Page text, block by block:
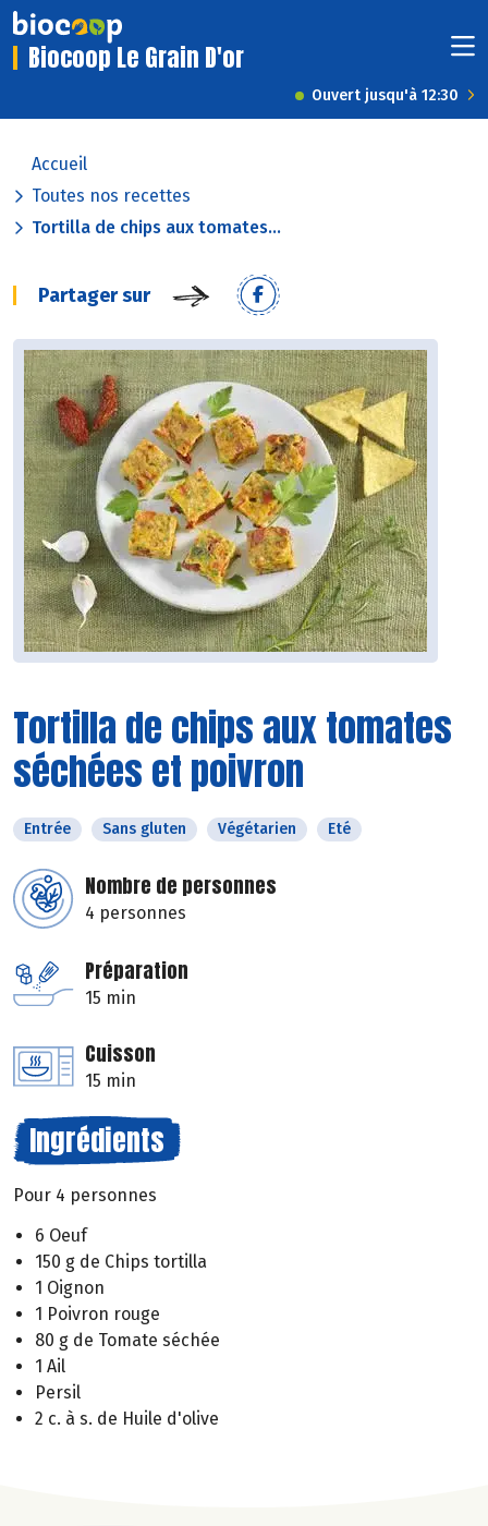
Biocoop Le Grain D'or
Ouvert jusqu'à 12:30
Accueil
Toutes nos recettes
Tortilla de chips aux tomates...
Partager sur
Tortilla de chips aux tomates
séchées et poivron
Entrée Sans gluten Végétarien Eté
Nombre de personnes
4 personnes
Préparation
15 min
Cuisson
15 min
Ingrédients
Pour 4 personnes
6 Oeuf
150 g de Chips tortilla
1 Oignon
1 Poivron rouge
80 g de Tomate séchée
1 Ail
Persil
2 c. à s. de Huile d'olive